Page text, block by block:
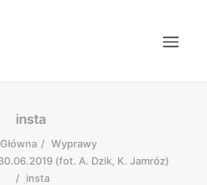
insta
Wyprawy
(fot. A. Dzik, K. Jamróz)
insta